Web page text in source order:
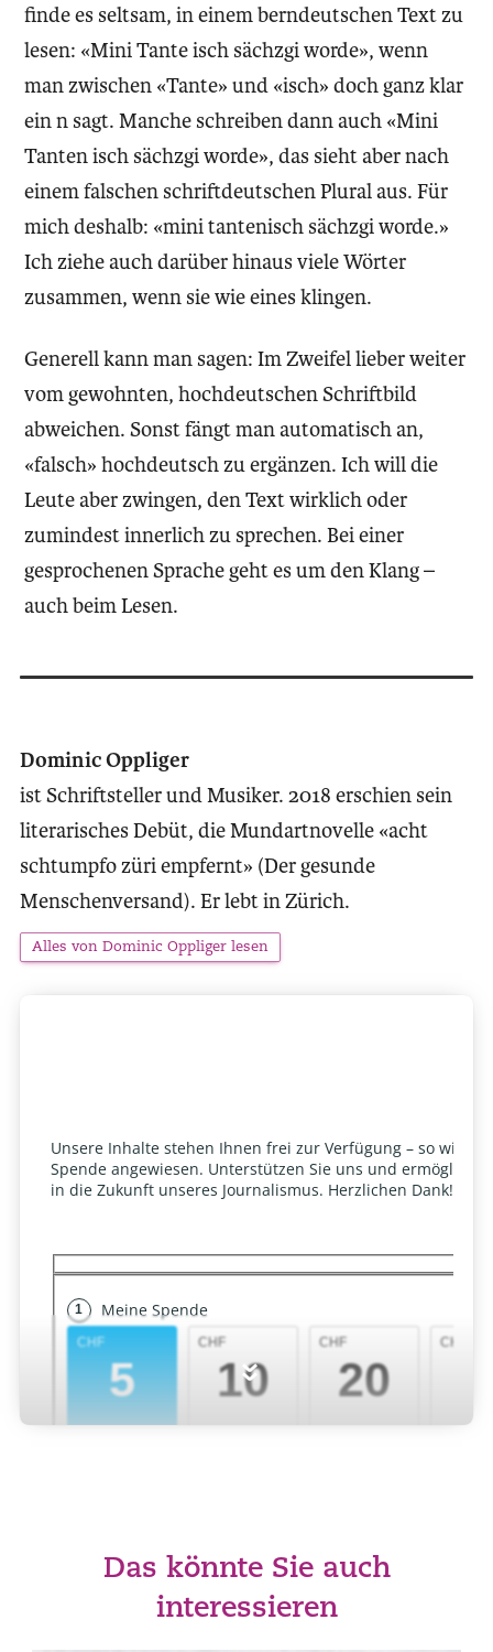
finde es seltsam, in einem berndeutschen Text zu
lesen: «Mini Tante isch sächzgi worde», wenn
man zwischen «Tante» und «isch» doch ganz klar
ein n sagt. Manche schreiben dann auch «Mini
Tanten isch sächzgi worde», das sieht aber nach
einem falschen schriftdeutschen Plural aus. Für
mich deshalb: «mini tantenisch sächzgi worde.»
Ich ziehe auch darüber hinaus viele Wörter
zusammen, wenn sie wie eines klingen.
Generell kann man sagen: Im Zweifel lieber weiter
vom gewohnten, hochdeutschen Schriftbild
abweichen. Sonst fängt man automatisch an,
«falsch» hochdeutsch zu ergänzen. Ich will die
Leute aber zwingen, den Text wirklich oder
zumindest innerlich zu sprechen. Bei einer
gesprochenen Sprache geht es um den Klang –
auch beim Lesen.
Dominic Oppliger
ist Schriftsteller und Musiker. 2018 erschien sein
literarisches Debüt, die Mundartnovelle «acht
schtumpfo züri empfernt» (Der gesunde
Menschenversand). Er lebt in Zürich.
Alles von Dominic Oppliger lesen
»
Das könnte Sie auch
interessieren